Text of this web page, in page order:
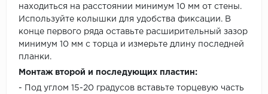
находиться на расстоянии минимум 10 мм от стены.
Используйте колышки для удобства фиксации. В
конце первого ряда оставьте расширительный зазор
минимум 10 мм с торца и измерьте длину последней
планки.
Монтаж второй и последующих пластин:
- Под углом 15-20 градусов вставьте торцевую часть